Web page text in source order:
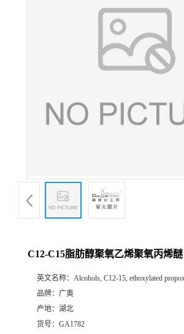
C12-C15脂肪醇聚氧乙烯聚氧丙烯醚
英文名称： Alcohols, C12-15, ethoxylated
品牌： 广奥
产地： 湖北
货号： GA1782